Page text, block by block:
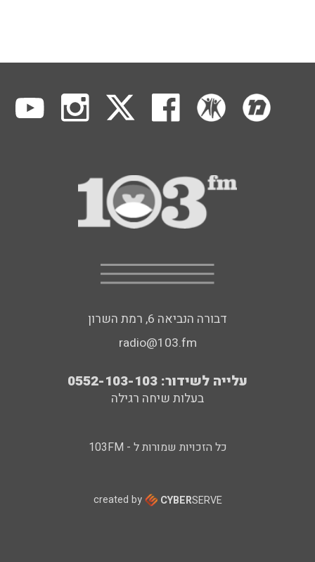
דבורה הנביאה 6, רמת השרון
radio@103.fm
עלייה לשידור: 0552-103-103
בעלות שיחה רגילה
כל הזכויות שמורות ל - 103FM
created by CYBERSERVE